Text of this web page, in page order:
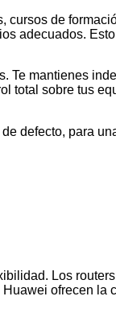
de
adecuados.
Te mantienes
total sobre tus
defecto, para
Los
ofrecen la